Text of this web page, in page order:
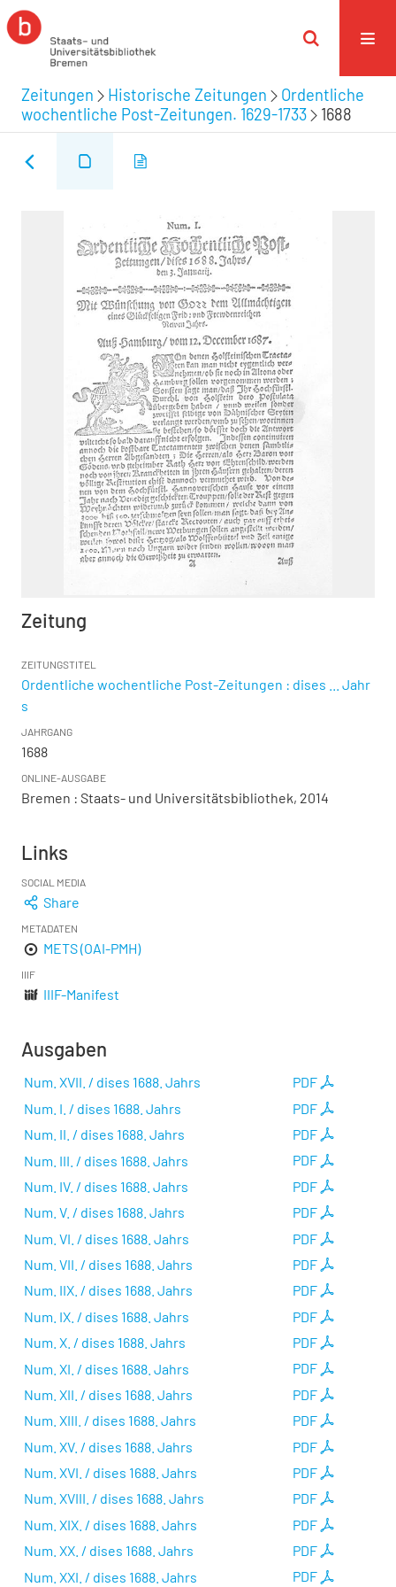
Zeitungen Historische Zeitungen
Ordentliche
wochentliche Post-Zeitungen. 1629-1733
1688
Zeitung
ZEITUNGSTITEL
Ordentliche wochentliche Post-Zeitungen : dises ... Jahr
s
JAHRGANG
1688
ONLINE-AUSGABE
Bremen : Staats- und Universitätsbibliothek, 2014
Links
SOCIAL MEDIA
Share
METADATEN
METS (OAI-PMH)
IIIF
IIIF-Manifest
Ausgaben
PDF
Num. XVII. / dises 1688. Jahrs
PDF
Num. I. / dises 1688. Jahrs
PDF
Num. II. / dises 1688. Jahrs
PDF
Num. III. / dises 1688. Jahrs
PDF
Num. IV. / dises 1688. Jahrs
PDF
Num. V. / dises 1688. Jahrs
PDF
Num. VI. / dises 1688. Jahrs
PDF
Num. VII. / dises 1688. Jahrs
PDF
Num. IIX. / dises 1688. Jahrs
PDF
Num. IX. / dises 1688. Jahrs
PDF
Num. X. / dises 1688. Jahrs
PDF
Num. XI. / dises 1688. Jahrs
PDF
Num. XII. / dises 1688. Jahrs
PDF
Num. XIII. / dises 1688. Jahrs
PDF
Num. XV. / dises 1688. Jahrs
PDF
Num. XVI. / dises 1688. Jahrs
PDF
Num. XVIII. / dises 1688. Jahrs
PDF
Num. XIX. / dises 1688. Jahrs
PDF
Num. XX. / dises 1688. Jahrs
PDF
Num. XXI. / dises 1688. Jahrs